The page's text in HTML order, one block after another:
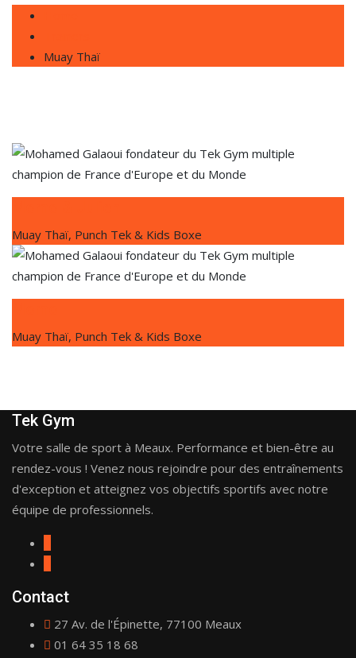
Muay Thaï
Muay Thaï, Punch Tek & Kids Boxe
Muay Thaï, Punch Tek & Kids Boxe
Tek Gym
Votre salle de sport à Meaux. Performance et bien-être au
rendez-vous ! Venez nous rejoindre pour des entraînements
d'exception et atteignez vos objectifs sportifs avec notre
équipe de professionnels.
Contact
27 Av. de l'Épinette, 77100 Meaux
01 64 35 18 68